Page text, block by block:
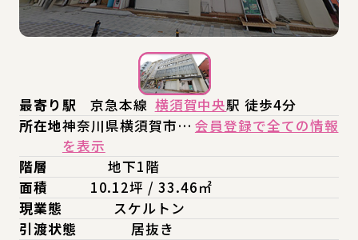
最寄り駅 京急本線 横須賀中央駅 徒歩4分
所在地神奈川県横須賀市… 会員登録で全ての情報
を表示
階層
地下1階
面積
10.12坪 / 33.46㎡
現業態
スケルトン
引渡状態
居抜き